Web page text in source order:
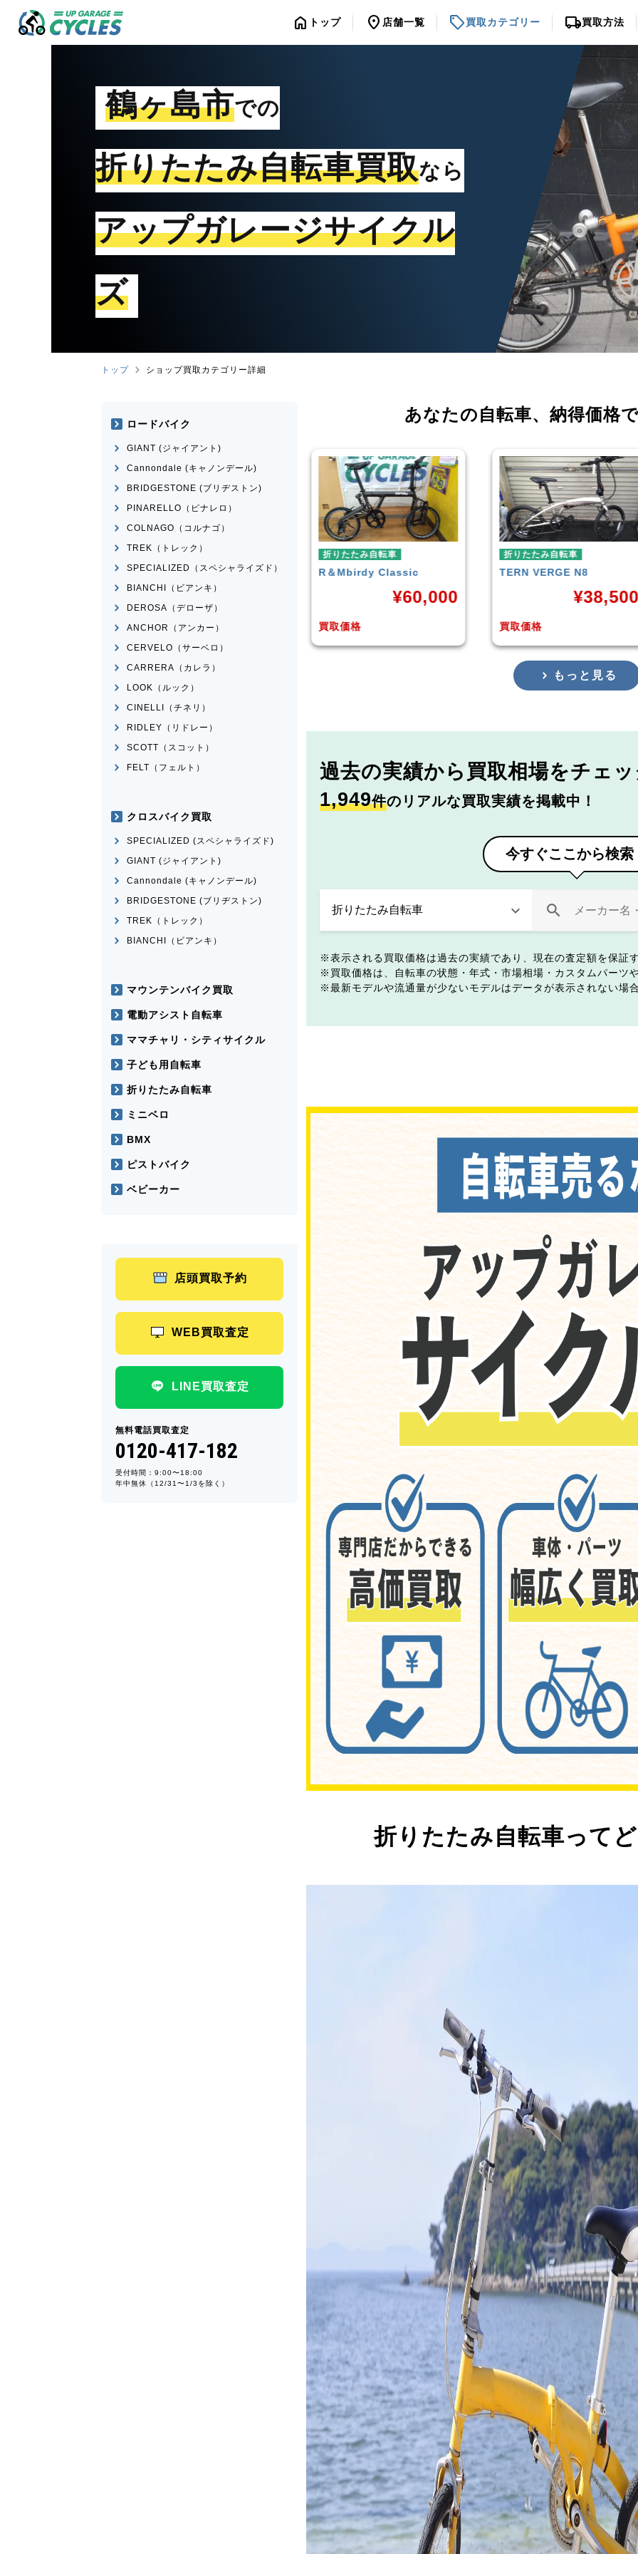
home トップ location_on 店舗一覧 sell買取カテゴリー local_shipping買取方法
鶴ヶ島市での
折りたたみ自転車買取なら
アップガレージサイクル
ズ
トップ ショップ買取カテゴリー詳細
あなたの自転車、 納得価格
折りたたみ自転車
R＆Mbirdy Classic
買取価格
¥
折りたたみ自転車
TERNVERGE N8
買取価格
¥38,500
折りたたみ自転車
RENAULTLIGHT-8 AL-
買取価格
¥
もっと見る
過去の実績から 買取相場をチェ
1,949件のリアルな買取実績を掲載中！
今すぐここから検索
表示される買取価格は過去の実績であり、現在の査定額を保証
買取価格は、自転車の状態・年式・市場相場・カスタムパーツ
最新モデルや流通量が少ないモデルはデータが表示されない場
折りたたみ自転車って
ロードバイク
GIANT (ジャイアント)
Cannondale (キャノンデール)
BRIDGESTONE (ブリヂストン)
PINARELLO（ピナレロ）
COLNAGO（コルナゴ）
TREK（トレック）
SPECIALIZED（スペシャライズド）
BIANCHI（ビアンキ）
DEROSA（デローザ）
ANCHOR（アンカー）
CERVELO（サーベロ）
CARRERA（カレラ）
LOOK（ルック）
CINELLI（チネリ）
RIDLEY（リドレー）
SCOTT（スコット）
FELT（フェルト）
クロスバイク買取
SPECIALIZED (スペシャライズド)
GIANT (ジャイアント)
Cannondale (キャノンデール)
BRIDGESTONE (ブリヂストン)
TREK（トレック）
BIANCHI（ビアンキ）
マウンテンバイク買取
電動アシスト自転車
ママチャリ・シティサイクル
子ども用自転車
折りたたみ自転車
ミニベロ
BMX
ピストバイク
ベビーカー
店頭買取予約
WEB買取査定
LINE買取査定
無料電話買取査定
0120-417-182
受付時間：9:00〜18:00
年中無休（12/31〜1/3を除く）